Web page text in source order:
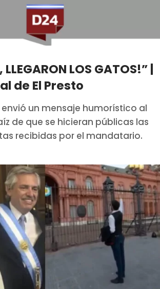
LLEGARON LOS GATOS!” |
de El Presto
envió un mensaje humorístico al
de que se hicieran públicas las
recibidas por el mandatario.